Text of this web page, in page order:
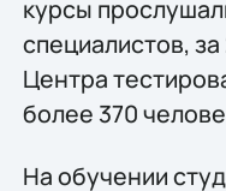
курсы
специалистов,
Центра
более 370
На обучении